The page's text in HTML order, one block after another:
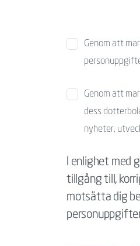
Genom att
Genom att
dess
nyheter,
I enlighet med
tillgång till,
motsätta dig